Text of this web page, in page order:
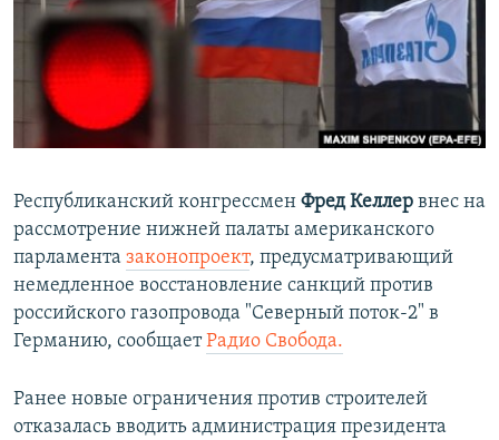
ПОБЕДИТЕЛЕЙ НЕ СУДЯТ?
КРЫМ.НЕПОКОРЕННЫЙ
ELIFBE
ПРИСОЕДИНЯЙТЕСЬ!
Республиканский конгрессмен Фред Келлер внес на
рассмотрение нижней палаты американского
парламента законопроект, предусматривающий
немедленное восстановление санкций против
российского газопровода "Северный поток-2" в
Германию, сообщаетРадио Свобода.
Ранее новые ограничения против строителей
отказалась вводить администрация президента